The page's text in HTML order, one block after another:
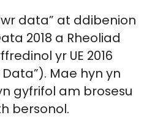
data” at ddibenion
2018 a Rheoliad
yr UE 2016
Mae hyn yn
gyfrifol am brosesu
bersonol.